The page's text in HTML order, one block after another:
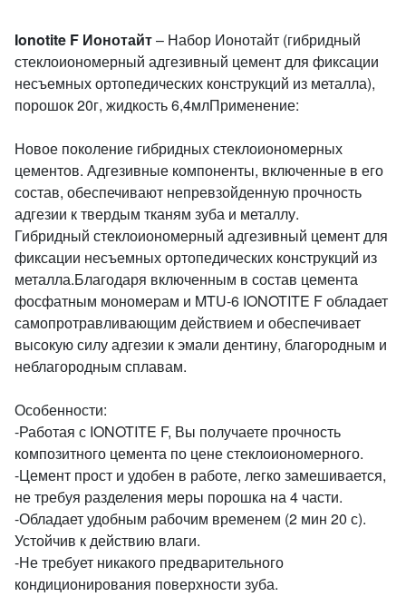
Ionotite F Ионотайт– Набор Ионотайт (гибридный
стеклоиономерный адгезивный цемент для фиксации
несъемных ортопедических конструкций из металла),
порошок 20г, жидкость 6,4млПрименение:
Новое поколение гибридных стеклоиономерных
цементов. Адгезивные компоненты, включенные в его
состав, обеспечивают непревзойденную прочность
адгезии к твердым тканям зуба и металлу.
Гибридный стеклоиономерный адгезивный цемент для
фиксации несъемных ортопедических конструкций из
металла.Благодаря включенным в состав цемента
фосфатным мономерам и MTU-6 IONOTITE F обладает
самопротравливающим действием и обеспечивает
высокую силу адгезии к эмали дентину, благородным и
неблагородным сплавам.
Особенности:
-Работая с IONOTITE F, Вы получаете прочность
композитного цемента по цене стеклоиономерного.
-Цемент прост и удобен в работе, легко замешивается,
не требуя разделения меры порошка на 4 части.
-Обладает удобным рабочим временем (2 мин 20 с).
Устойчив к действию влаги.
-Не требует никакого предварительного
кондиционирования поверхности зуба.